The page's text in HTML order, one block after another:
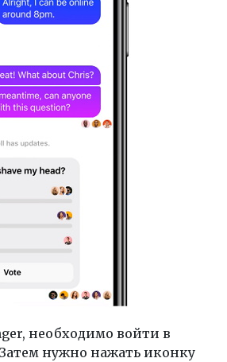
необходимо войти в
нужно нажать иконку